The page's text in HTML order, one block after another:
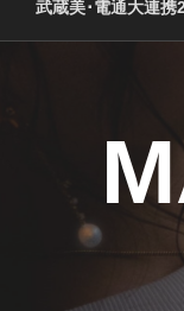
武蔵美･電通大連携